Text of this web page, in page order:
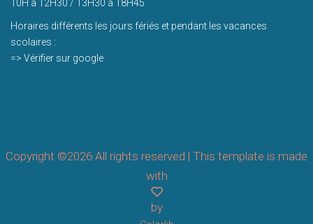
10H à 12H30 / 13H30 à 18H45
Horaires différents les jours fériés et pendant les vacances
scolaires :
=> Vérifier sur google
Copyright ©2026 All rights reserved | This template is made
with
by